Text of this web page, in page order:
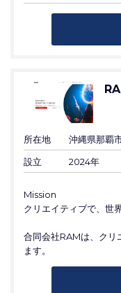
所在地
沖縄県那覇
設立
2024年
Mission
クリエイティブで、世
合同会社RAMは、クリ
ます。